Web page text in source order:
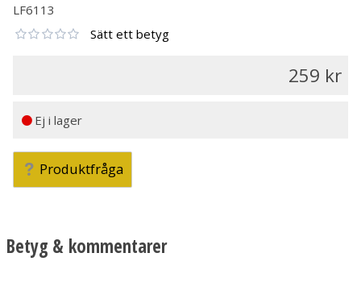
LF6113
Sätt ett betyg
259
Ej i lager
Produktfråga
Betyg & kommentarer